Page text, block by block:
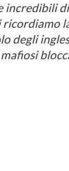
incredibili
degli